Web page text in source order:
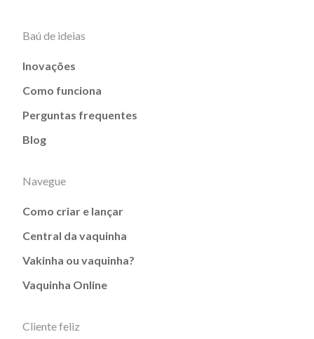
Baú de ideias
Inovações
Como funciona
Perguntas frequentes
Blog
Navegue
Como criar e lançar
Central da vaquinha
Vakinha ou vaquinha?
Vaquinha Online
Cliente feliz